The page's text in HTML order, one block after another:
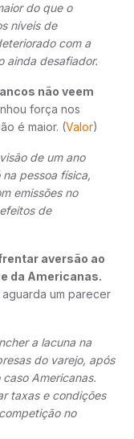
do que o
níveis de
com a
ainda desafiador.
não veem
força nos
é maior. (Valor)
de um ano
pessoa física,
emissões no
de
aversão ao
da Americanas.
um parecer
a lacuna na
do varejo, após
Americanas.
taxas e condições
no